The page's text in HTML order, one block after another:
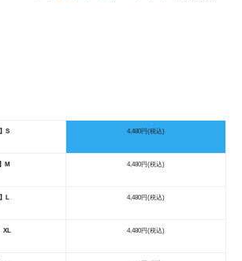
S
M
L
XL
4,480円(税込)
4,480円(税込)
4,480円(税込)
4,480円(税込)